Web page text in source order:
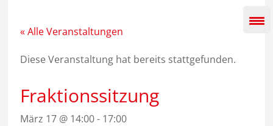
springen« Alle Veranstaltungen
Diese Veranstaltung hat bereits stattgefunden.
Fraktionssitzung
März 17 @ 14:00- 17:00